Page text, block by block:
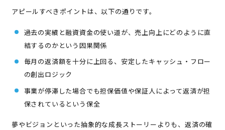
アピールすべきポイントは、以下の通りです。
過去の実績と融資資金の使い道が、売上向上にどのように直
結するのかという因果関係
毎月の返済額を十分に上回る、安定したキャッシュ・フロー
の創出ロジック
事業が停滞した場合でも担保価値や保証人によって返済が担
保されているという保全
夢やビジョンといった抽象的な成長ストーリーよりも、返済の確